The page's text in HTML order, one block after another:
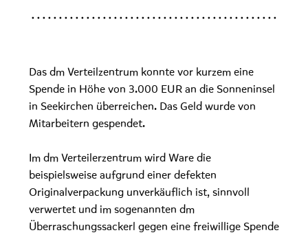
Das dm Verteilzentrum konnte vor kurzem eine
Spende in Höhe von 3.000 EUR an die Sonneninsel
in Seekirchen überreichen. Das Geld wurde von
Mitarbeitern gespendet.
Im dm Verteilerzentrum wird Ware die
beispielsweise aufgrund einer defekten
Originalverpackung unverkäuflich ist, sinnvoll
verwertet und im sogenannten dm
Überraschungssackerl gegen eine freiwillige Spende